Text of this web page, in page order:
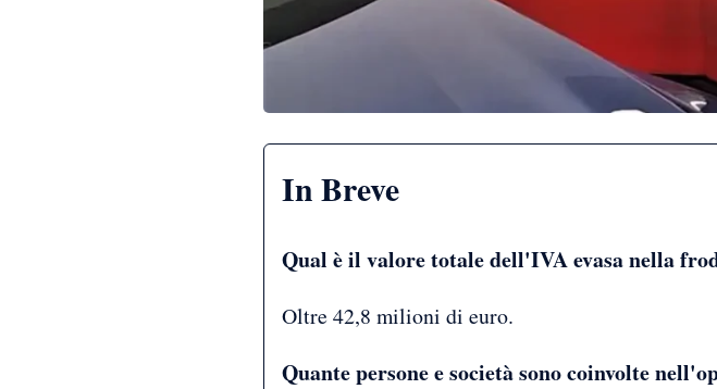
In Breve
Qual è il valore totale dell'IVA evasa nella
Oltre 42,8 milioni di euro.
Quante persone e società sono coinvolte